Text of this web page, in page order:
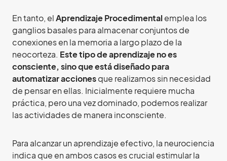
En tanto, elAprendizaje Procedimental emplea los
ganglios basales para almacenar conjuntos de
conexiones en la memoria a largo plazo de la
neocorteza. Este tipo de aprendizaje no es
consciente, sino que está diseñado para
automatizar accionesque realizamos sin necesidad
de pensar en ellas. Inicialmente requiere mucha
práctica, pero una vez dominado, podemos realizar
las actividades de manera inconsciente.
Para alcanzar un aprendizaje efectivo, la neurociencia
indica que en ambos casos es crucial estimular la